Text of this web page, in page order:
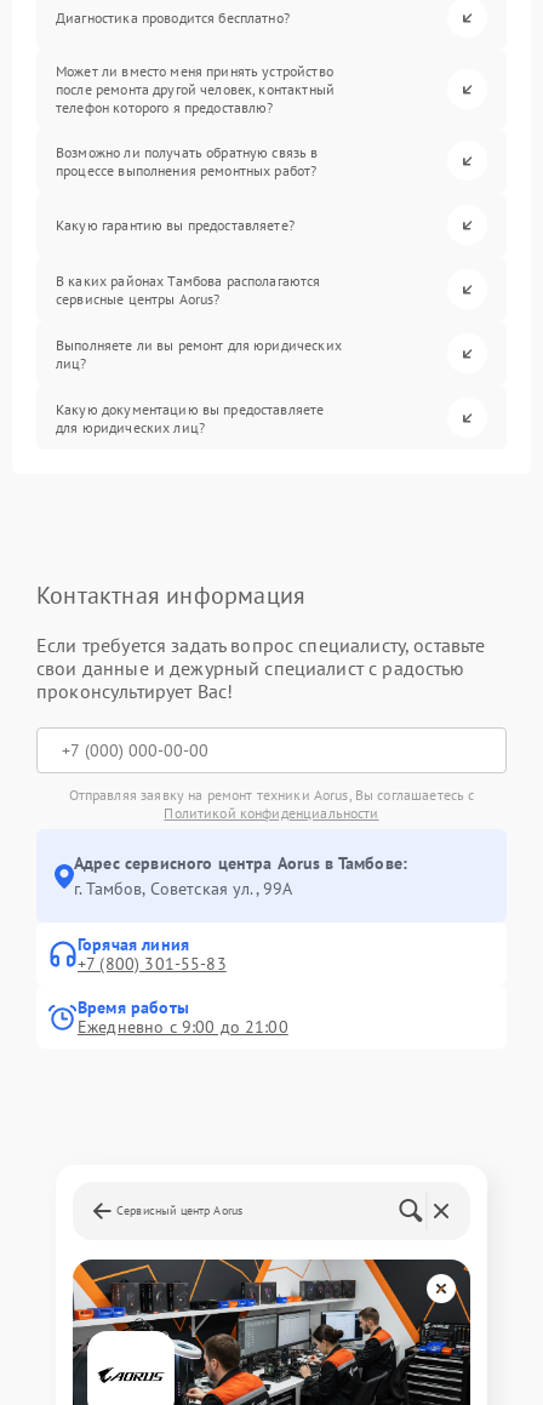
Диагностика проводится бесплатно?
Может ли вместо меня принять устройство
после ремонта другой человек, контактный
телефон которого я предоставлю?
Возможно ли получать обратную связь в
процессе выполнения ремонтных работ?
Какую гарантию вы предоставляете?
В каких районах Тамбова располагаются
сервисные центры Aorus?
Выполняете ли вы ремонт для юридических
лиц?
Какую документацию вы предоставляете
для юридических лиц?
Контактная информация
Если требуется задать вопрос специалисту, оставьте
свои данные и дежурный специалист с радостью
проконсультирует Вас!
Отправляя заявку на ремонт техники Aorus, Вы соглашаетесь с
Политикой конфиденциальности
Адрес сервисного центра Aorus в Тамбове:
г. Тамбов, Советская ул., 99А
Горячая линия
+7 (800) 301-55-83
Время работы
Ежедневно с 9:00 до 21:00
Сервисный центр Aorus